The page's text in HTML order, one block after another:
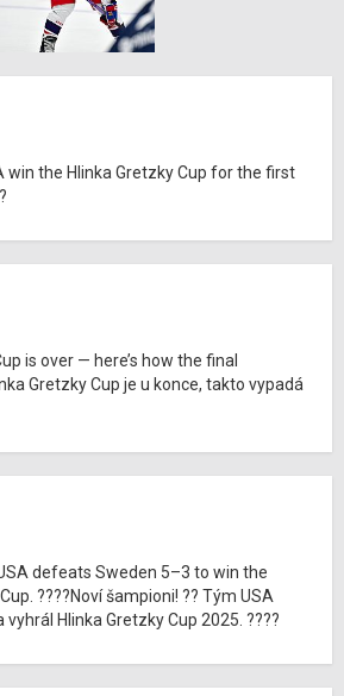
win the Hlinka Gretzky Cup for the first
is over — here’s how the final
Gretzky Cup je u konce, takto vypadá
defeats Sweden 5–3 to win the
????Noví šampioni! ?? Tým USA
Hlinka Gretzky Cup 2025. ????